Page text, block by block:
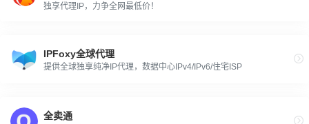
独享代理IP，力争全网最低价！
IPFoxy全球代理
提供全球独享纯净IP代理，数据中心IPv4/IPv6/住宅ISP
全卖通